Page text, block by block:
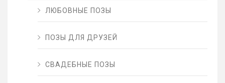
ЛЮБОВНЫЕ ПОЗЫ
ПОЗЫ ДЛЯ ДРУЗЕЙ
СВАДЕБНЫЕ ПОЗЫ